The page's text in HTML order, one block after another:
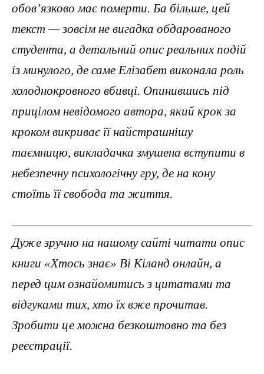
обов’язково має померти. Ба більше, цей
текст — зовсім не вигадка обдарованого
студента, а детальний опис реальних подій
із минулого, де саме Елізабет виконала роль
холоднокровного вбивці. Опинившись під
прицілом невідомого автора, який крок за
кроком викриває її найстрашнішу
таємницю, викладачка змушена вступити в
небезпечну психологічну гру, де на кону
стоїть її свобода та життя.
Дуже зручно на нашому сайті читати опис
книги «Хтось знає» Ві Кіланд онлайн, а
перед цим ознайомитись з цитатами та
відгуками тих, хто їх вже прочитав.
Зробити це можна безкоштовно та без
реєстрації.